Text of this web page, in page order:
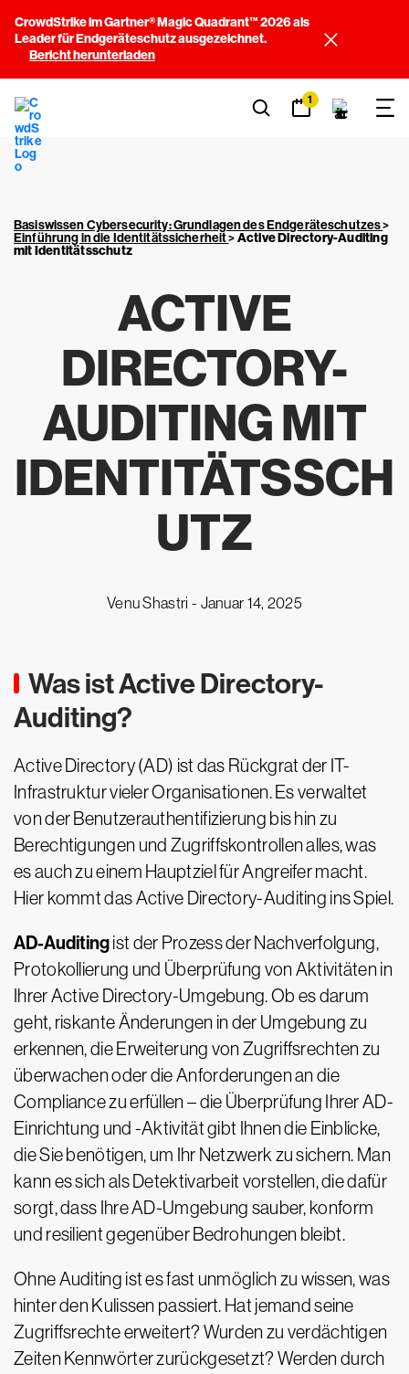
CrowdStrike im Gartner® Magic Quadrant™ 2026 als
Leader für Endgeräteschutz ausgezeichnet.
Bericht herunterladen
1
Basiswissen Cybersecurity: Grundlagen des Endgeräteschutzes>
Einführung in die Identitätssicherheit>Active Directory-Auditing
mit Identitätsschutz
ACTIVE
DIRECTORY-
AUDITING MIT
IDENTITÄTSSCH
UTZ
Venu Shastri - Januar 14, 2025
Was ist Active Directory-
Auditing?
Active Directory (AD) ist das Rückgrat der IT-
Infrastruktur vieler Organisationen. Es verwaltet
von der Benutzerauthentifizierung bis hin zu
Berechtigungen und Zugriffskontrollen alles, was
es auch zu einem Hauptziel für Angreifer macht.
Hier kommt das Active Directory-Auditing ins Spiel.
AD-Auditingist der Prozess der Nachverfolgung,
Protokollierung und Überprüfung von Aktivitäten in
Ihrer Active Directory-Umgebung. Ob es darum
geht, riskante Änderungen in der Umgebung zu
erkennen, die Erweiterung von Zugriffsrechten zu
überwachen oder die Anforderungen an die
Compliance zu erfüllen – die Überprüfung Ihrer AD-
Einrichtung und -Aktivität gibt Ihnen die Einblicke,
die Sie benötigen, um Ihr Netzwerk zu sichern. Man
kann es sich als Detektivarbeit vorstellen, die dafür
sorgt, dass Ihre AD-Umgebung sauber, konform
und resilient gegenüber Bedrohungen bleibt.
Ohne Auditing ist es fast unmöglich zu wissen, was
hinter den Kulissen passiert. Hat jemand seine
Zugriffsrechte erweitert? Wurden zu verdächtigen
Zeiten Kennwörter zurückgesetzt? Werden durch